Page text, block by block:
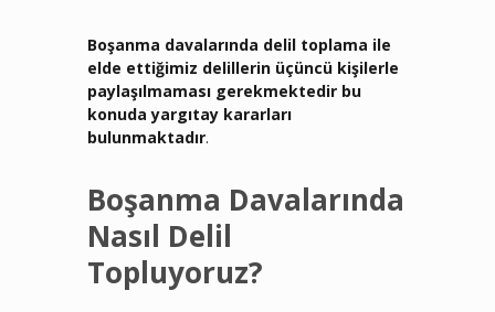
Boşanma davalarında delil toplama ile
elde ettiğimiz delillerin üçüncü kişilerle
paylaşılmaması gerekmektedir bu
konuda yargıtay kararları
bulunmaktadır.
Boşanma Davalarında
Nasıl Delil
Topluyoruz?